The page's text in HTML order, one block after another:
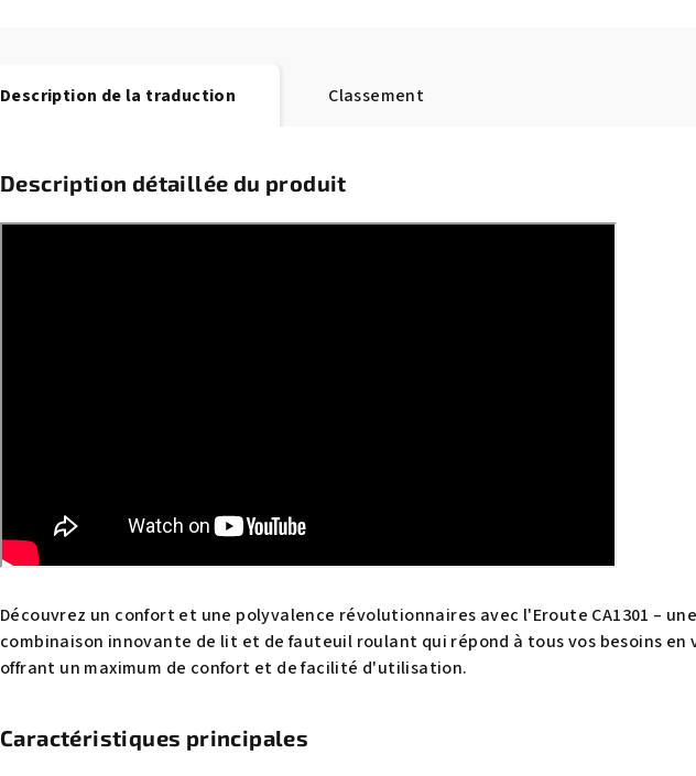
Description de la traduction Classement
Description détaillée du produit
Découvrez un confort et une polyvalence révolutionnaires avec l'Eroute CA1301 –
combinaison innovante de lit et de fauteuil roulant qui répond à tous vos besoins en
offrant un maximum de confort et de facilité d'utilisation.
Caractéristiques principales